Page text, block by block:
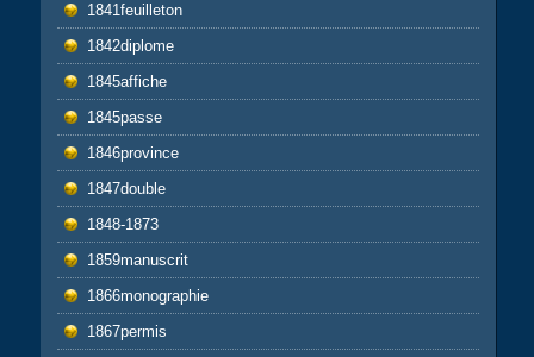
1841feuilleton
1842diplome
1845affiche
1845passe
1846province
1847double
1848-1873
1859manuscrit
1866monographie
1867permis